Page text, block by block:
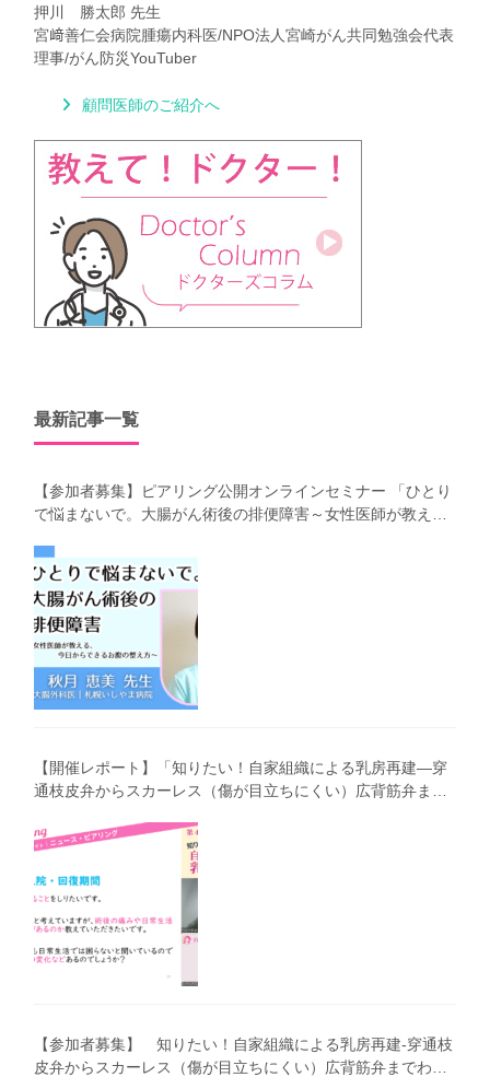
押川 勝太郎 先生
宮﨑善仁会病院腫瘍内科医/NPO法人宮崎がん共同勉強会代表
理事/がん防災YouTuber
顧問医師のご紹介へ
最新記事一覧
【参加者募集】ピアリング公開オンラインセミナー 「ひとり
で悩まないで。大腸がん術後の排便障害～女性医師が教え
【開催レポート】「知りたい！自家組織による乳房再建―穿
通枝皮弁からスカーレス（傷が目立ちにくい）広背筋弁まで
【参加者募集】 知りたい！自家組織による乳房再建-穿通枝
皮弁からスカーレス（傷が目立ちにくい）広背筋弁までわか